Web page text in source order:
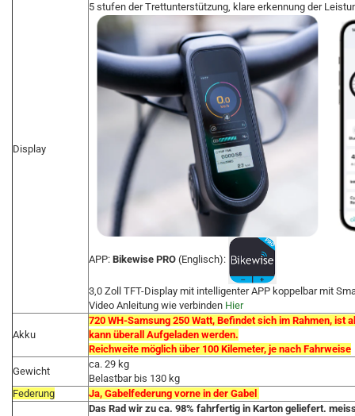
Display
5 stufen der Trettunterstützung, klare erkennung der
APP: Bikewise PRO (Englisch):
3,0 Zoll TFT-Display mit intelligenter APP koppelbar mit
Video Anleitung wie verbinden Hier
Akku
720 WH-Samsung 250 Watt, Befindet sich im Rahmen, ist
kann überall Aufgeladen werden.
Reichweite möglich über 100 Kilemeter, je nach Fahrweise
Gewicht
ca. 29 kg
Belastbar bis 130 kg
Federung
Ja, Gabelfederung vorne in der Gabel
Das Rad wir zu ca. 98% fahrfertig in Karton geliefert.